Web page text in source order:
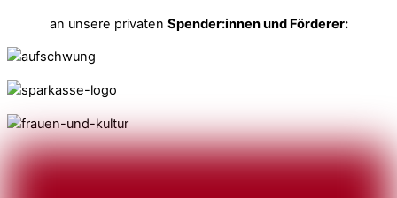
an unsere privaten Spender:innen und Förderer: